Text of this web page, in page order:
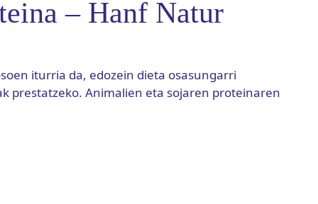
– Hanf Natur
iturria da, edozein dieta osasungarri
prestatzeko. Animalien eta sojaren proteinaren